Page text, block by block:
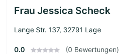
Frau Jessica Scheck
Lange Str. 137, 32791 Lage
0.0 (0 Bewertungen)